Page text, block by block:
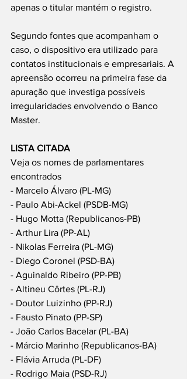
apenas o titular mantém o registro.
Segundo fontes que acompanham o
caso, o dispositivo era utilizado para
contatos institucionais e empresariais. A
apreensão ocorreu na primeira fase da
apuração que investiga possíveis
irregularidades envolvendo o Banco
Master.
LISTA CITADA
Veja os nomes de parlamentares
encontrados
- Marcelo Álvaro (PL-MG)
- Paulo Abi-Ackel (PSDB-MG)
- Hugo Motta (Republicanos-PB)
- Arthur Lira (PP-AL)
- Nikolas Ferreira (PL-MG)
- Diego Coronel (PSD-BA)
- Aguinaldo Ribeiro (PP-PB)
- Altineu Côrtes (PL-RJ)
- Doutor Luizinho (PP-RJ)
- Fausto Pinato (PP-SP)
- João Carlos Bacelar (PL-BA)
- Márcio Marinho (Republicanos-BA)
- Flávia Arruda (PL-DF)
- Rodrigo Maia (PSD-RJ)